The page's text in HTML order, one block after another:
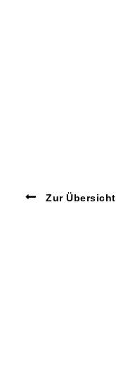
Zur Übersicht